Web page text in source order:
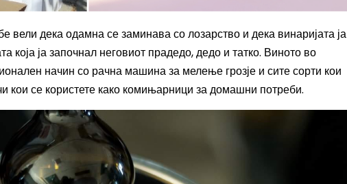
вели дека одамна се заминава со лозарство и дека винаријата ја
која ја започнал неговиот прадедо, дедо и татко. Виното во
начин со рачна машина за мелење грозје и сите сорти кои
кои се користете како комињарници за домашни потреби.